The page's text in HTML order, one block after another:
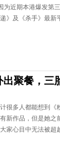
为近期本港爆发第
》及《杀手》最新
出聚餐，三
很多人都能想到《
新作品，但是她之
家心目中无法被超